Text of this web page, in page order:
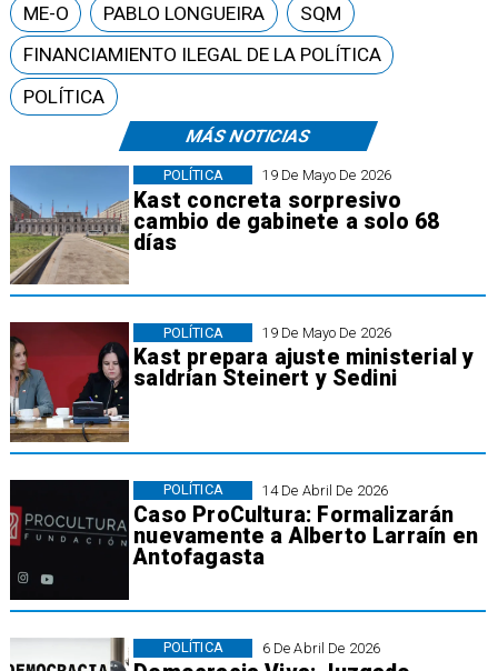
MÁS NOTICIAS
19 De Mayo De 2026
Kast concreta sorpresivo
cambio de gabinete a solo 68
días
POLÍTICA
19 De Mayo De 2026
Kast prepara ajuste ministerial y
saldrían Steinert y Sedini
POLÍTICA
14 De Abril De 2026
​Caso ProCultura: Formalizarán
nuevamente a Alberto Larraín en
Antofagasta
POLÍTICA
6 De Abril De 2026
POLÍTICA
ME-O PABLO LONGUEIRA
SQM
FINANCIAMIENTO ILEGAL DE LA POLÍTICA
POLÍTICA